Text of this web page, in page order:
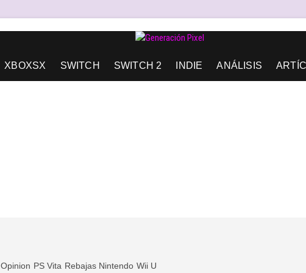
XBOXSX SWITCH SWITCH 2 INDIE ANÁLISIS
Opinion PS Vita Rebajas Nintendo Wii U